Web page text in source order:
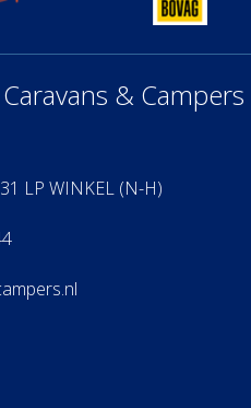
& Campers
LP WINKEL (N-H)